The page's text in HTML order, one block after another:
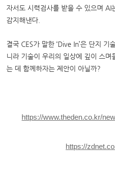
자서도 시력검사를 받을 수 있으며 AI
감지해낸다.
결국 CES가 말한 ‘Dive In’은 단지
니라 기술이 우리의 일상에 깊이 스며
는 데 함께하자는 제안이 아닐까?
https://www.theden.co.kr/
https://